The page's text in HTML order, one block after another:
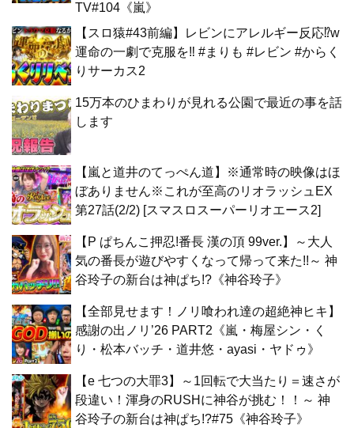
TV#104《嵐》
【スロ猿#43前編】レビンにアレルギー反応⁉w
運命の一劇で克服を‼ #まりも #レビン #からく
りサーカス2
15万本のひまわりが見れる公園で最近の事を話
します
【嵐と道井のてっぺん道】※通常時の映像はほ
ぼありません※これが至高のリオラッシュEX
第27話(2/2) [スマスロスーパーリオエース2]
【P ぱちんこ押忍!番長 漢の頂 99ver.】～大人
気の番長が遊びやすくなって帰って来た!!～ 神
谷玲子の新台は神ぱち!?《神谷玲子》
【全部見せます！ノリ喰われ達の超絶神ヒキ】
感謝の出ノリ’26 PART2《嵐・梅屋シン・く
り・松本バッチ・道井悠・ayasi・ヤドゥ》
【e 七つの大罪3】～1回転で大当たり＝速さが
段違い！渾身のRUSHに神谷が挑む！！～ 神
谷玲子の新台は神ぱち!?#75《神谷玲子》